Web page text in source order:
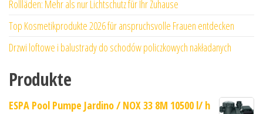
Rollläden: Mehr als nur Lichtschutz für Ihr Zuhause
Top Kosmetikprodukte 2026 für anspruchsvolle Frauen entdecken
Drzwi loftowe i balustrady do schodów policzkowych nakładanych
Produkte
ESPA Pool Pumpe Jardino / NOX 33 8M 10500 l/ h